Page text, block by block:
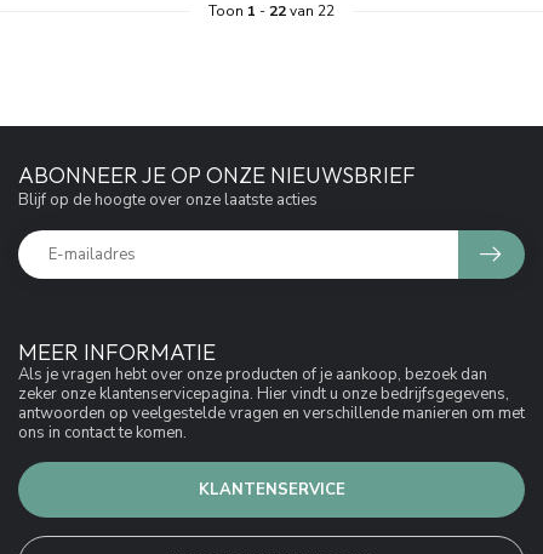
Toon 1 - 22van 22
MEER INFORMATIE
Als je vragen hebt over onze producten of je aankoop, bezoek dan
zeker onze klantenservicepagina. Hier vindt u onze bedrijfsgegevens,
antwoorden op veelgestelde vragen en verschillende manieren om met
ons in contact te komen.
KLANTENSERVICE
ABONNEER JE OP ONZE NIEUWSBRIEF
Blijf op de hoogte over onze laatste acties